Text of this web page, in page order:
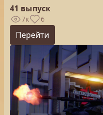
41 выпуск
7к 6
Перейти